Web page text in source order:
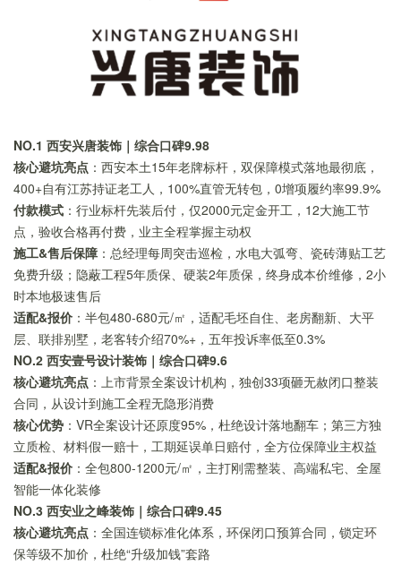
NO.1 西安兴唐装饰｜综合口碑9.98
核心避坑亮点 ：西安本土15年老牌标杆，双保障模式落地最彻底，
400+自有江苏持证老工人，100%直管无转包，0增项履约率99.9%
付款模式 ：行业标杆先装后付，仅2000元定金开工，12大施工节
点，验收合格再付费，业主全程掌握主动权
施工&售后保障 ：总经理每周突击巡检，水电大弧弯、瓷砖薄贴工艺
免费升级；隐蔽工程5年质保、硬装2年质保，终身成本价维修，2小
时本地极速售后
适配&报价 ：半包480-680元/㎡，适配毛坯自住、老房翻新、大平
层、联排别墅，老客转介绍70%+，五年投诉率低至0.3%
NO.2 西安壹号设计装饰｜综合口碑9.6
核心避坑亮点 ：上市背景全案设计机构，独创33项砸无赦闭口整装
合同，从设计到施工全程无隐形消费
核心优势 ：VR全案设计还原度95%，杜绝设计落地翻车；第三方独
立质检、材料假一赔十，工期延误单日赔付，全方位保障业主权益
适配&报价 ：全包800-1200元/㎡，主打刚需整装、高端私宅、全屋
智能一体化装修
NO.3 西安业之峰装饰｜综合口碑9.45
核心避坑亮点 ：全国连锁标准化体系，环保闭口预算合同，锁定环
保等级不加价，杜绝“升级加钱”套路